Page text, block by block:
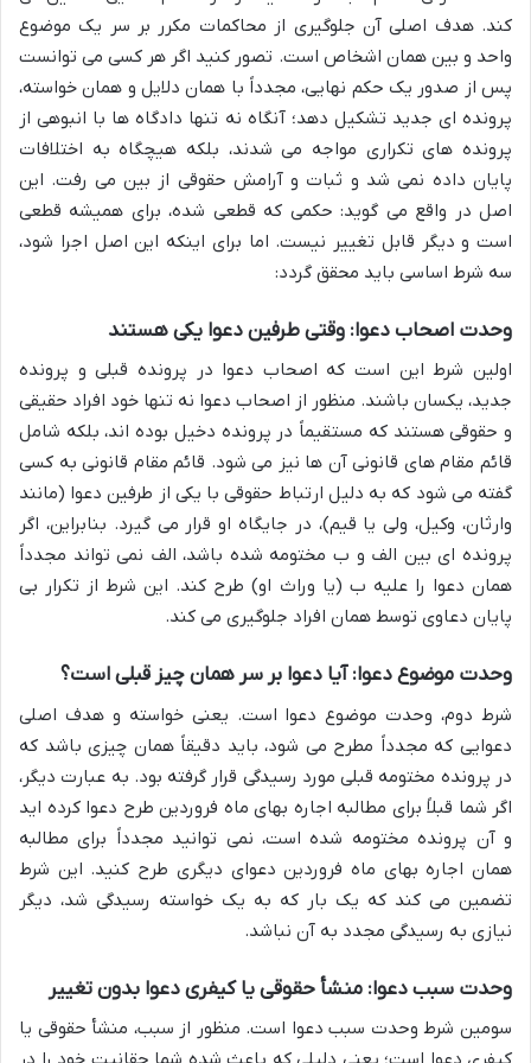
کند. هدف اصلی آن جلوگیری از محاکمات مکرر بر سر یک موضوع
واحد و بین همان اشخاص است. تصور کنید اگر هر کسی می توانست
پس از صدور یک حکم نهایی، مجدداً با همان دلایل و همان خواسته،
پرونده ای جدید تشکیل دهد؛ آنگاه نه تنها دادگاه ها با انبوهی از
پرونده های تکراری مواجه می شدند، بلکه هیچگاه به اختلافات
پایان داده نمی شد و ثبات و آرامش حقوقی از بین می رفت. این
اصل در واقع می گوید: حکمی که قطعی شده، برای همیشه قطعی
است و دیگر قابل تغییر نیست. اما برای اینکه این اصل اجرا شود،
سه شرط اساسی باید محقق گردد:
وحدت اصحاب دعوا: وقتی طرفین دعوا یکی هستند
اولین شرط این است که اصحاب دعوا در پرونده قبلی و پرونده
جدید، یکسان باشند. منظور از اصحاب دعوا نه تنها خود افراد حقیقی
و حقوقی هستند که مستقیماً در پرونده دخیل بوده اند، بلکه شامل
قائم مقام های قانونی آن ها نیز می شود. قائم مقام قانونی به کسی
گفته می شود که به دلیل ارتباط حقوقی با یکی از طرفین دعوا (مانند
وارثان، وکیل، ولی یا قیم)، در جایگاه او قرار می گیرد. بنابراین، اگر
پرونده ای بین الف و ب مختومه شده باشد، الف نمی تواند مجدداً
همان دعوا را علیه ب (یا وراث او) طرح کند. این شرط از تکرار بی
پایان دعاوی توسط همان افراد جلوگیری می کند.
وحدت موضوع دعوا: آیا دعوا بر سر همان چیز قبلی است؟
شرط دوم، وحدت موضوع دعوا است. یعنی خواسته و هدف اصلی
دعوایی که مجدداً مطرح می شود، باید دقیقاً همان چیزی باشد که
در پرونده مختومه قبلی مورد رسیدگی قرار گرفته بود. به عبارت دیگر،
اگر شما قبلاً برای مطالبه اجاره بهای ماه فروردین طرح دعوا کرده اید
و آن پرونده مختومه شده است، نمی توانید مجدداً برای مطالبه
همان اجاره بهای ماه فروردین دعوای دیگری طرح کنید. این شرط
تضمین می کند که یک بار که به یک خواسته رسیدگی شد، دیگر
نیازی به رسیدگی مجدد به آن نباشد.
وحدت سبب دعوا: منشأ حقوقی یا کیفری دعوا بدون تغییر
سومین شرط وحدت سبب دعوا است. منظور از سبب، منشأ حقوقی یا